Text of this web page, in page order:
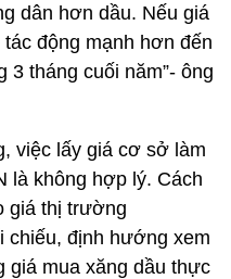
dân hơn dầu. Nếu giá
động mạnh hơn đến
3 tháng cuối năm”- ông
việc lấy giá cơ sở làm
là không hợp lý. Cách
giá thị trường
chiếu, định hướng xem
giá mua xăng dầu thực